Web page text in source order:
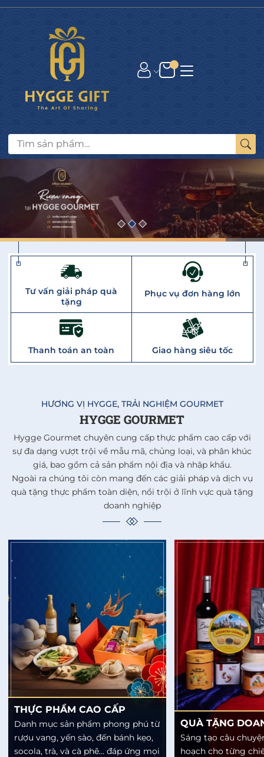
Tư vấn giải pháp quà
tặng
Phục vụ đơn hàng lớn
Thanh toán an toàn Giao hàng siêu tốc
HƯƠNG VỊ HYGGE, TRẢI NGHIỆM GOURMET
HYGGE GOURMET
Hygge Gourmet chuyên cung cấp thực phẩm cao cấp với
sự đa dạng vượt trội về mẫu mã, chủng loại, và phân khúc
giá, bao gồm cả sản phẩm nội địa và nhập khẩu.
Ngoài ra chúng tôi còn mang đến các giải pháp và dịch vụ
quà tặng thực phẩm toàn diện, nổi trội ở lĩnh vực quà tặng
doanh nghiệp
THỰC PHẨM CAO CẤP
Danh mục sản phẩm phong phú từ
rượu vang, yến sào, đến bánh kẹo,
socola, trà, và cà phê… đáp ứng mọi
QUÀ TẶNG
Sáng tạo câu
hoạch cho từng